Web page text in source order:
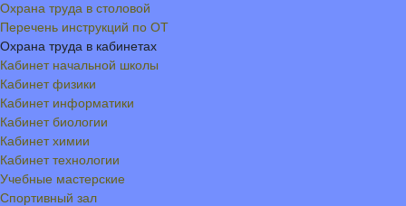
Охрана труда в столовой
Перечень инструкций по ОТ
Охрана труда в кабинетах
Кабинет начальной школы
Кабинет физики
Кабинет информатики
Кабинет биологии
Кабинет химии
Кабинет технологии
Учебные мастерские
Спортивный зал